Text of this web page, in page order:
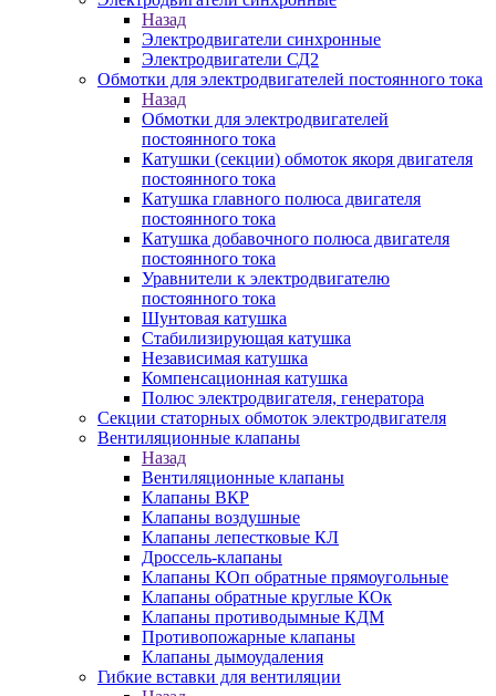
Назад
Электродвигатели синхронные
Электродвигатели СД2
Обмотки для электродвигателей постоянного тока
Назад
Обмотки для электродвигателей
постоянного тока
Катушки (секции) обмоток якоря двигателя
постоянного тока
Катушка главного полюса двигателя
постоянного тока
Катушка добавочного полюса двигателя
постоянного тока
Уравнители к электродвигателю
постоянного тока
Шунтовая катушка
Стабилизирующая катушка
Независимая катушка
Компенсационная катушка
Полюс электродвигателя, генератора
Секции статорных обмоток электродвигателя
Вентиляционные клапаны
Назад
Вентиляционные клапаны
Клапаны ВКР
Клапаны воздушные
Клапаны лепестковые КЛ
Дроссель-клапаны
Клапаны КОп обратные прямоугольные
Клапаны обратные круглые КОк
Клапаны противодымные КДМ
Противопожарные клапаны
Клапаны дымоудаления
Гибкие вставки для вентиляции